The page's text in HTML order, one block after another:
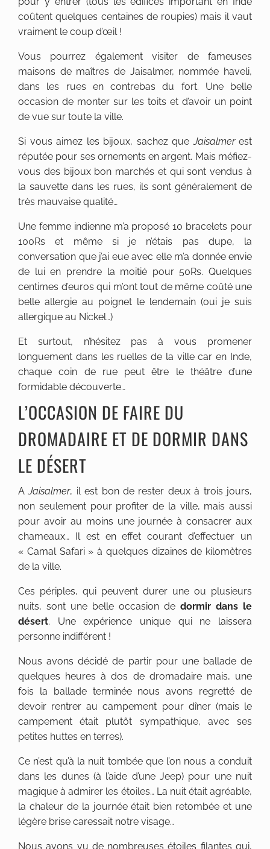
coûtent quelques centaines de roupies) mais il vaut
vraiment le coup d’œil !
Vous pourrez également visiter de fameuses
maisons de maîtres de Jaisalmer, nommée haveli,
dans les rues en contrebas du fort. Une belle
occasion de monter sur les toits et d’avoir un point
de vue sur toute la ville.
Si vous aimez les bijoux, sachez queJaisalmerest
réputée pour ses ornements en argent. Mais méfiez-
vous des bijoux bon marchés et qui sont vendus à
la sauvette dans les rues, ils sont généralement de
très mauvaise qualité…
Une femme indienne m’a proposé 10 bracelets pour
100Rs et même si je n’étais pas dupe, la
conversation que j’ai eue avec elle m’a donnée envie
de lui en prendre la moitié pour 50Rs. Quelques
centimes d’euros qui m’ont tout de même coûté une
belle allergie au poignet le lendemain (oui je suis
allergique au Nickel…)
Et surtout, n’hésitez pas à vous promener
longuement dans les ruelles de la ville car en Inde,
chaque coin de rue peut être le théâtre d’une
formidable découverte…
L’OCCASION DE FAIRE DU
DROMADAIRE ET DE DORMIR DANS
LE DÉSERT
AJaisalmer, il est bon de rester deux à trois jours,
non seulement pour profiter de la ville, mais aussi
pour avoir au moins une journée à consacrer aux
chameaux… Il est en effet courant d’effectuer un
« Camal Safari » à quelques dizaines de kilomètres
de la ville.
Ces périples, qui peuvent durer une ou plusieurs
nuits, sont une belle occasion de dormir dans le
désert. Une expérience unique qui ne laissera
personne indifférent !
Nous avons décidé de partir pour une ballade de
quelques heures à dos de dromadaire mais, une
fois la ballade terminée nous avons regretté de
devoir rentrer au campement pour dîner (mais le
campement était plutôt sympathique, avec ses
petites huttes en terres).
Ce n’est qu’à la nuit tombée que l’on nous a conduit
dans les dunes (à l’aide d’une Jeep) pour une nuit
magique à admirer les étoiles… La nuit était agréable,
la chaleur de la journée était bien retombée et une
légère brise caressait notre visage…
Nous avons vu de nombreuses étoiles filantes qui,